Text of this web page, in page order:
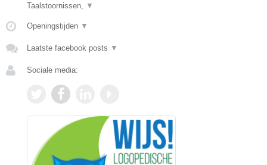
Taalstoornissen, ▼
Openingstijden ▼
Laatste facebook posts ▼
Sociale media: